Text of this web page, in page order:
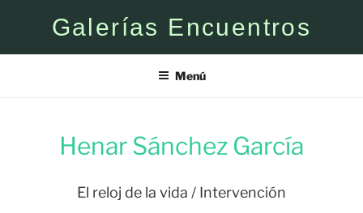
Galerías Encuentros
Menú
Henar Sánchez García
El reloj de la vida / Intervención